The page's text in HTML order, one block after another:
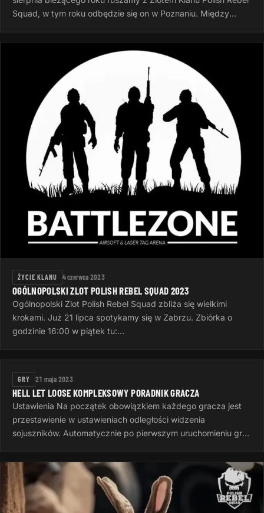
Squad, w tym roku odbędzie się on w Poznaniu. Między
ŻYCIE KLANU 4 czerwca 2023
OGÓLNOPOLSKI ZLOT POLISH REBEL SQUAD 2023
Ogólnopolski Zlot Polish Rebel Squad zbliża się wielkimi
krokami. Już 21 lipca spotykamy się w Zabrzu. Zbiórka o
godzinie 16:00 w piątek tu:
GRY 21 maja 2023
HELL LET LOOSE KOMPLEKSOWY PORADNIK GRACZA
Ustawienia Na początek obowiązkiem każdego gracza jest
przestawienie w ustawieniach odległości widzenia
sojuszników. Automatycznie po pierwszym uruchomieniu gry